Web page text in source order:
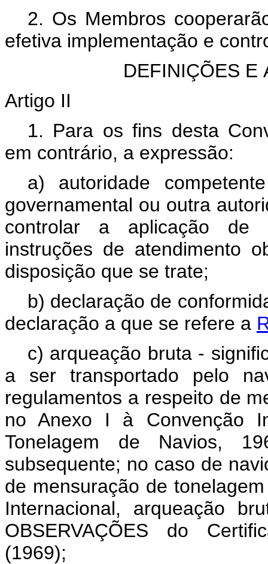
2. Os Membros
efetiva implementação e
DEFINIÇÕES E
Artigo II
1. Para os fins desta
em contrário, a expressão:
a) autoridade
governamental ou outra
controlar a aplicação de
instruções de atendimento
disposição que se trate;
b) declaração de
declaração a que se refere a
c) arqueação bruta -
a ser transportado pelo
regulamentos a respeito de
no Anexo I à Convenção
Tonelagem de Navios,
subsequente; no caso de
de mensuração de
Internacional, arqueação
OBSERVAÇÕES do
(1969);